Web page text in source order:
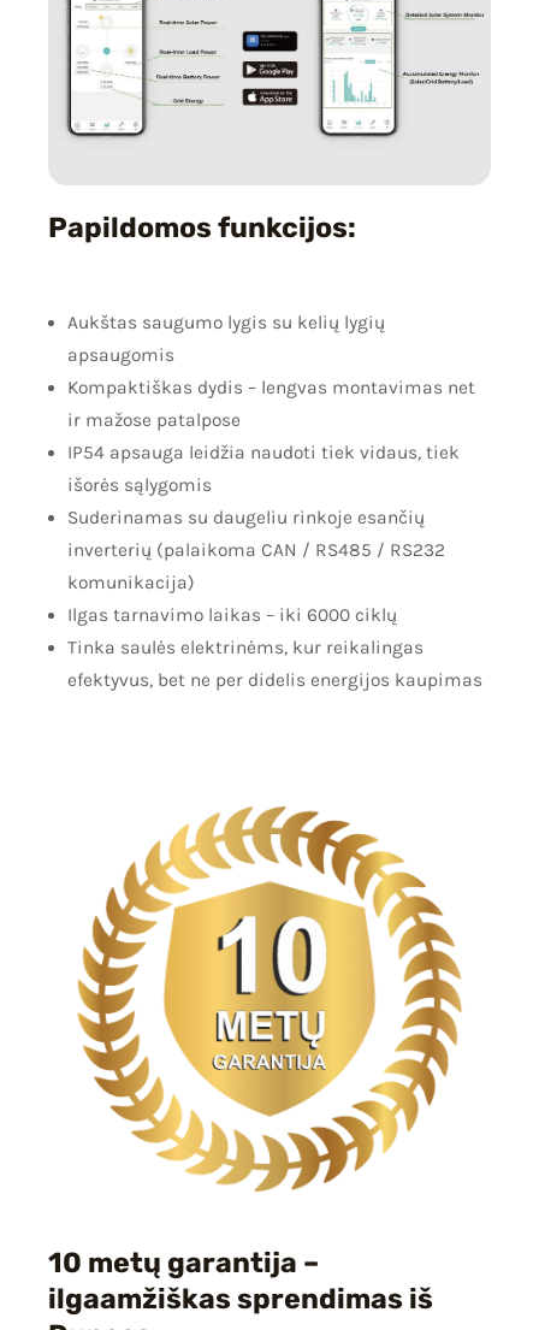
Papildomos funkcijos:
Aukštas saugumo lygis su kelių lygių
apsaugomis
Kompaktiškas dydis – lengvas montavimas net
ir mažose patalpose
IP54 apsauga leidžia naudoti tiek vidaus, tiek
išorės sąlygomis
Suderinamas su daugeliu rinkoje esančių
inverterių (palaikoma CAN / RS485 / RS232
komunikacija)
Ilgas tarnavimo laikas – iki 6000 ciklų
Tinka saulės elektrinėms, kur reikalingas
efektyvus, bet ne per didelis energijos kaupimas
10 metų garantija –
ilgaamžiškas sprendimas iš